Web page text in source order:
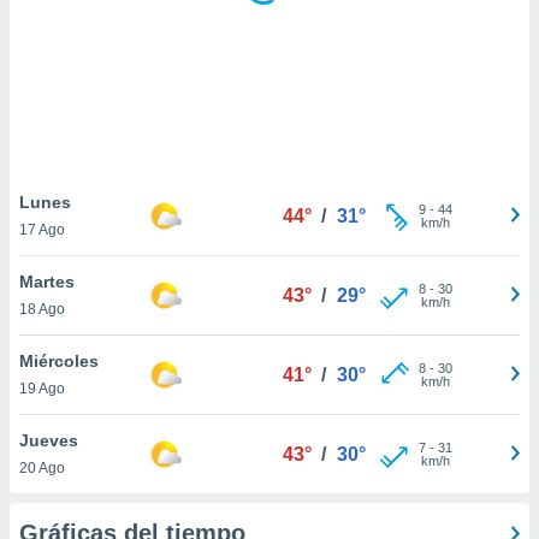
similares
como
sitio
de
traten tus
en
interés
su
Lunes
17 Ago
44° / 31° 9- 44
km/h
Martes
18 Ago
43° / 29° 8- 30
km/h
Miércoles
19 Ago
41° / 30° 8- 30
km/h
Jueves
20 Ago
43° / 30° 7- 31
km/h
Gráficas del tiempo